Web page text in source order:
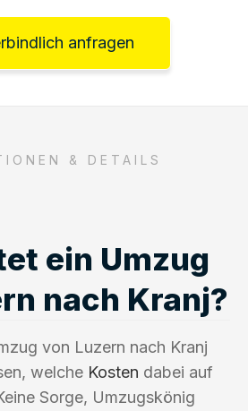
anfragen
& DETAILS
ein Umzug
nach Kranj?
von Luzern nach Kranj
welche Kosten dabei auf
Sorge, Umzugskönig